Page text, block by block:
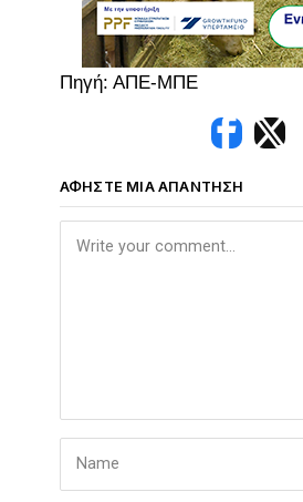
Πηγή: ΑΠΕ-ΜΠΕ
ΑΦΉΣΤΕ ΜΙΑ ΑΠΆΝΤΗΣΗ